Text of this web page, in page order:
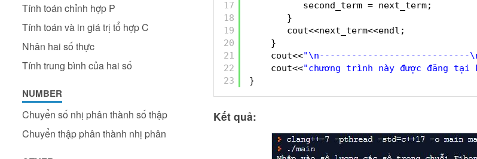
Tính toán chỉnh hợp P
Tính toán và in giá trị tổ hợp C
Nhân hai số thực
Tính trung bình của hai số
NUMBER
Chuyển số nhị phân thành số thập
Chuyển thập phân thành nhị phân
17
18
19
20
21
22
23
second_term = next_term;
}
cout<<next_term<<endl;
}
cout<<"\n----------------------------
cout<<"chương trình này được đăng tại
}
Kết quả: